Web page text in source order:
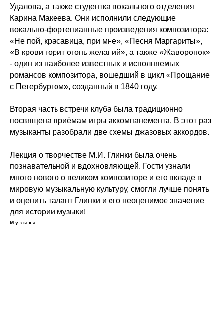
Удалова, а также студентка вокального отделения
Карина Макеева. Они исполнили следующие
вокально-фортепианные произведения композитора:
«Не пой, красавица, при мне», «Песня Маргариты»,
«В крови горит огонь желаний», а также «Жаворонок»
- один из наиболее известных и исполняемых
романсов композитора, вошедший в цикл «Прощание
с Петербургом», созданный в 1840 году.
Вторая часть встречи клуба была традиционно
посвящена приёмам игры аккомпанемента. В этот раз
музыканты разобрали две схемы джазовых аккордов.
Лекция о творчестве М.И. Глинки была очень
познавательной и вдохновляющей. Гости узнали
много нового о великом композиторе и его вкладе в
мировую музыкальную культуру, смогли лучше понять
и оценить талант Глинки и его неоценимое значение
для истории музыки!
Музыка